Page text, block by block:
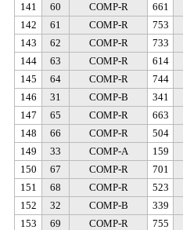
141
60 COMP-R 661
142
61 COMP-R 753
143
62 COMP-R 733
144
63 COMP-R 614
145
64 COMP-R 744
146
31 COMP-B 341
147
65 COMP-R 663
148
66 COMP-R 504
149
33 COMP-A 159
150
67 COMP-R 701
151
68 COMP-R 523
152
32 COMP-B 339
153
69 COMP-R 755